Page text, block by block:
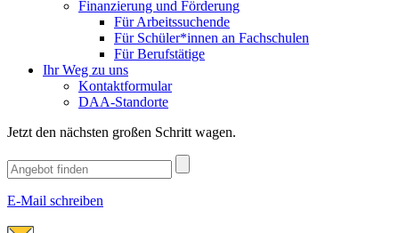
Finanzierung und Förderung
Für Arbeitssuchende
Für Schüler*innen an Fachschulen
Für Berufstätige
Ihr Weg zu uns
Kontaktformular
DAA-Standorte
Jetzt den nächsten großen Schritt wagen.
E-Mail schreiben